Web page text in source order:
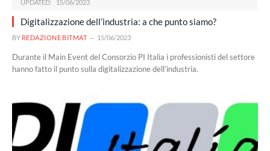
UPDATED: 15/06/2023
Digitalizzazione dell’industria: a che punto siamo?
BY REDAZIONE BITMAT 15/06/2023
Durante il Main Event del Consorzio PI Italia i professionisti del settore
hanno fatto il punto sulla digitalizzazione dell’industria.